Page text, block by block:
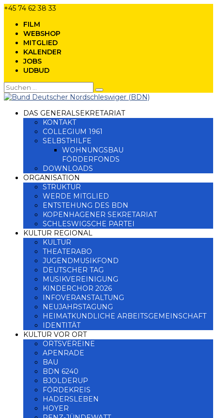
+45 74 62 38 33
FILM
WEBSHOP
MITGLIED
KALENDER
JOBS
UDBUD
DAS GENERALSEKRETARIAT
KONTAKT
COLLEGIUM 1961
SELBSTHILFE
WOHNUNGSBAU
FÖRDERFONDS
DOWNLOADS
ORGANISATION
STRUKTUR
WERDE MITGLIED
ENTSTEHUNG DES BDN
KOPENHAGENER SEKRETARIAT
SCHLESWIGSCHE PARTEI
KULTUR REGIONAL
KULTUR
THEATERABO
JUGENDMUSIKFOND
DEUTSCHER TAG
MUSIKVEREINIGUNG
KINDERCHOR 2026
INFOVERANSTALTUNG
NEUJAHRSTAGUNG
HEIMATKUNDLICHE ARBEITSGEMEINSCHAFT
IDENTITÄT
KULTUR VOR ORT
ORTSVEREINE
APENRADE
BAU
BDN 6240
BJOLDERUP
FÖRDEKREIS
HADERSLEBEN
HOYER